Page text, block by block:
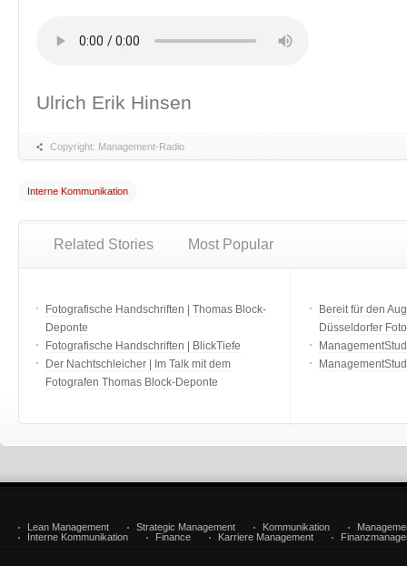
Ulrich Erik Hinsen
Copyright: Management-Radio
Interne Kommunikation
Related Stories Most Popular
Fotografische Handschriften | Thomas Block-
Deponte
Fotografische Handschriften | BlickTiefe
Der Nachtschleicher | Im Talk mit dem
Fotografen Thomas Block-Deponte
Bereit für den
Düsseldorfer
Lean Management Strategic Management Kommunikation
Interne Kommunikation
Finance Karriere Management